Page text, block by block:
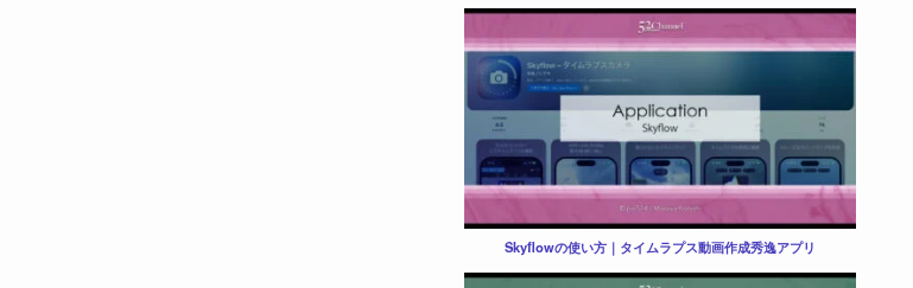
Skyflowの使い方｜タイムラプス動画作成秀逸アプリ